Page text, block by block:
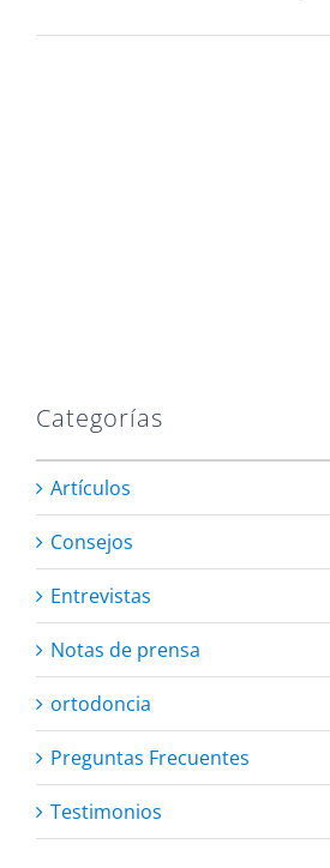
Categorías
Artículos
Consejos
Entrevistas
Notas de prensa
ortodoncia
Preguntas Frecuentes
Testimonios